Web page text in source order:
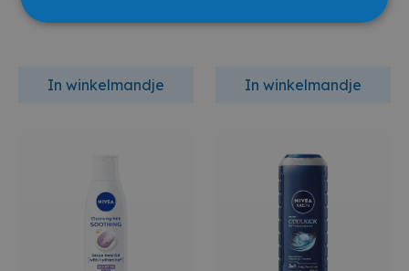
In winkelmandje In winkelmandje